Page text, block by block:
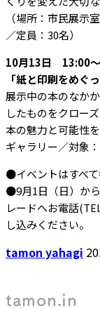
（場所：市民展示
／定員：30名）
10月13日 13:00～
「紙と印刷をめぐっ
展示中の本のなか
したものをクロー
本の魅力と可能性
ギャラリー／対象
●イベントはすべて
●9月1日（日）か
レードへお電話
し込みください。
tamon yahagi
tamon.in